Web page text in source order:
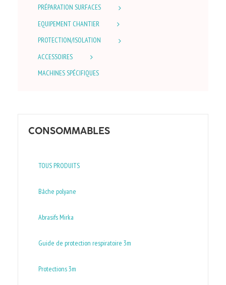
PRÉPARATION SURFACES
EQUIPEMENT CHANTIER
PROTECTION/ISOLATION
ACCESSOIRES
MACHINES SPÉCIFIQUES
CONSOMMABLES
TOUS PRODUITS
Bâche polyane
Abrasifs Mirka
Guide de protection respiratoire 3m
Protections 3m